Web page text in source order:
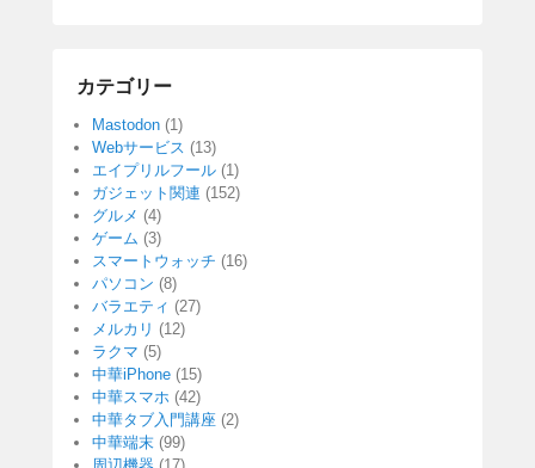
カテゴリー
Mastodon (1)
Webサービス (13)
エイプリルフール (1)
ガジェット関連 (152)
グルメ (4)
ゲーム (3)
スマートウォッチ (16)
パソコン (8)
バラエティ (27)
メルカリ (12)
ラクマ (5)
中華iPhone (15)
中華スマホ (42)
中華タブ入門講座 (2)
中華端末 (99)